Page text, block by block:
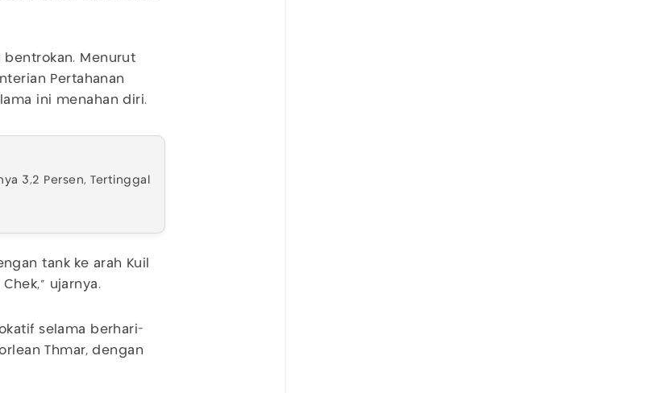
bentrokan. Menurut
Pertahanan
ini menahan diri.
3,2 Persen, Tertinggal
tank ke arah Kuil
Chek," ujarnya.
selama berhari-
Thmar, dengan